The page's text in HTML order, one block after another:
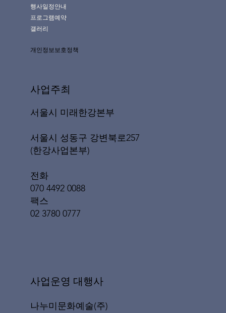
행사일정안내
프로그램예약
갤러리
개인정보보호정책
사업주최
서울시 미래한강본부
서울시 성동구 강변북로257
(한강사업본부)
전화
070 4492 0088
팩스
02 3780 0777
​사업운영 대행사
나누미문화예술(주)